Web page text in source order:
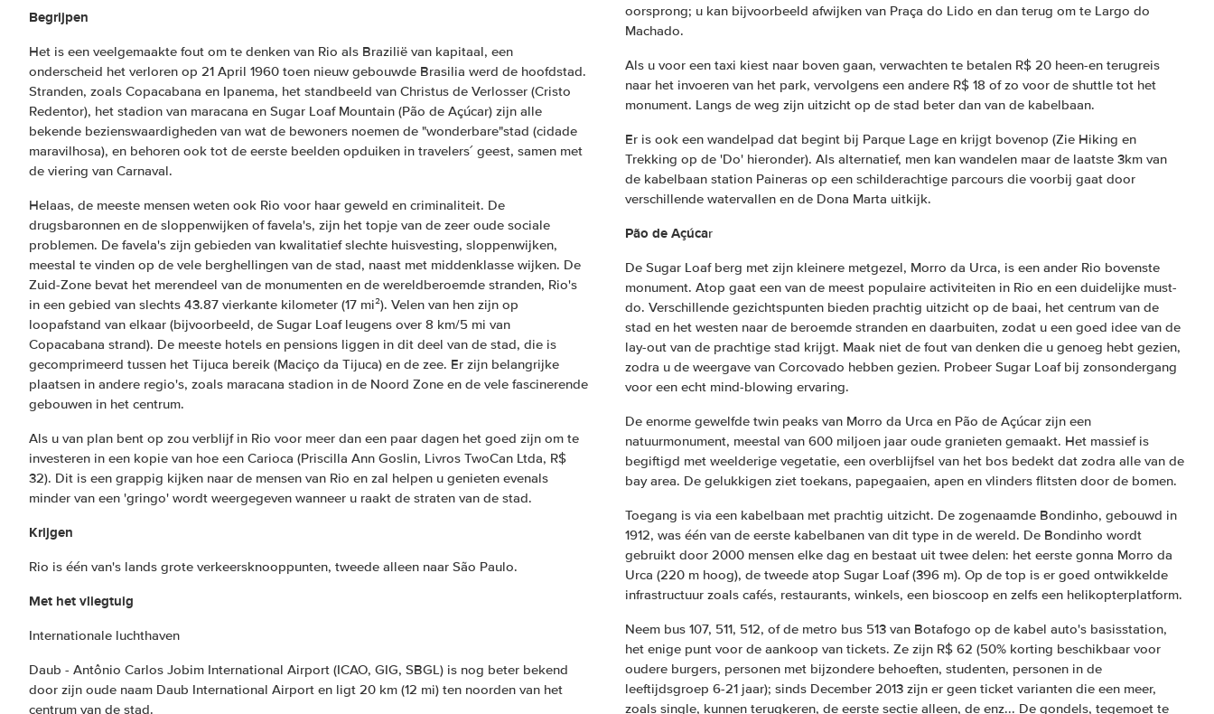
Begrijpen
Het is een veelgemaakte fout om te denken van Rio als Brazilië van kapitaal, een
onderscheid het verloren op 21 April 1960 toen nieuw gebouwde Brasilia werd de hoofdstad.
Stranden, zoals Copacabana en Ipanema, het standbeeld van Christus de Verlosser (Cristo
Redentor), het stadion van maracana en Sugar Loaf Mountain (Pão de Açúcar) zijn alle
bekende bezienswaardigheden van wat de bewoners noemen de "wonderbare"stad (cidade
maravilhosa), en behoren ook tot de eerste beelden opduiken in travelers´ geest, samen met
de viering van Carnaval.
Helaas, de meeste mensen weten ook Rio voor haar geweld en criminaliteit. De
drugsbaronnen en de sloppenwijken of favela's, zijn het topje van de zeer oude sociale
problemen. De favela's zijn gebieden van kwalitatief slechte huisvesting, sloppenwijken,
meestal te vinden op de vele berghellingen van de stad, naast met middenklasse wijken. De
Zuid-Zone bevat het merendeel van de monumenten en de wereldberoemde stranden, Rio's
in een gebied van slechts 43.87 vierkante kilometer (17 mi²). Velen van hen zijn op
loopafstand van elkaar (bijvoorbeeld, de Sugar Loaf leugens over 8 km/5 mi van
Copacabana strand). De meeste hotels en pensions liggen in dit deel van de stad, die is
gecomprimeerd tussen het Tijuca bereik (Maciço da Tijuca) en de zee. Er zijn belangrijke
plaatsen in andere regio's, zoals maracana stadion in de Noord Zone en de vele fascinerende
gebouwen in het centrum.
Als u van plan bent op zou verblijf in Rio voor meer dan een paar dagen het goed zijn om te
investeren in een kopie van hoe een Carioca (Priscilla Ann Goslin, Livros TwoCan Ltda, R$
32). Dit is een grappig kijken naar de mensen van Rio en zal helpen u genieten evenals
minder van een 'gringo' wordt weergegeven wanneer u raakt de straten van de stad.
Krijgen
Rio is één van's lands grote verkeersknooppunten, tweede alleen naar São Paulo.
Met het vliegtuig
Internationale luchthaven
Daub - Antônio Carlos Jobim International Airport (ICAO, GIG, SBGL) is nog beter bekend
door zijn oude naam Daub International Airport en ligt 20 km (12 mi) ten noorden van het
centrum van de stad.
oorsprong; u kan bijvoorbeeld afwijken van Praça do Lido en dan terug om te Largo do
Machado.
Als u voor een taxi kiest naar boven gaan, verwachten te betalen R$ 20 heen-en terugreis
naar het invoeren van het park, vervolgens een andere R$ 18 of zo voor de shuttle tot het
monument. Langs de weg zijn uitzicht op de stad beter dan van de kabelbaan.
Er is ook een wandelpad dat begint bij Parque Lage en krijgt bovenop (Zie Hiking en
Trekking op de 'Do' hieronder). Als alternatief, men kan wandelen maar de laatste 3km van
de kabelbaan station Paineras op een schilderachtige parcours die voorbij gaat door
verschillende watervallen en de Dona Marta uitkijk.
Pão de Açúcar
De Sugar Loaf berg met zijn kleinere metgezel, Morro da Urca, is een ander Rio bovenste
monument. Atop gaat een van de meest populaire activiteiten in Rio en een duidelijke must-
do. Verschillende gezichtspunten bieden prachtig uitzicht op de baai, het centrum van de
stad en het westen naar de beroemde stranden en daarbuiten, zodat u een goed idee van de
lay-out van de prachtige stad krijgt. Maak niet de fout van denken die u genoeg hebt gezien,
zodra u de weergave van Corcovado hebben gezien. Probeer Sugar Loaf bij zonsondergang
voor een echt mind-blowing ervaring.
De enorme gewelfde twin peaks van Morro da Urca en Pão de Açúcar zijn een
natuurmonument, meestal van 600 miljoen jaar oude granieten gemaakt. Het massief is
begiftigd met weelderige vegetatie, een overblijfsel van het bos bedekt dat zodra alle van de
bay area. De gelukkigen ziet toekans, papegaaien, apen en vlinders flitsten door de bomen.
Toegang is via een kabelbaan met prachtig uitzicht. De zogenaamde Bondinho, gebouwd in
1912, was één van de eerste kabelbanen van dit type in de wereld. De Bondinho wordt
gebruikt door 2000 mensen elke dag en bestaat uit twee delen: het eerste gonna Morro da
Urca (220 m hoog), de tweede atop Sugar Loaf (396 m). Op de top is er goed ontwikkelde
infrastructuur zoals cafés, restaurants, winkels, een bioscoop en zelfs een helikopterplatform.
Neem bus 107, 511, 512, of de metro bus 513 van Botafogo op de kabel auto's basisstation,
het enige punt voor de aankoop van tickets. Ze zijn R$ 62 (50% korting beschikbaar voor
oudere burgers, personen met bijzondere behoeften, studenten, personen in de
leeftijdsgroep 6-21 jaar); sinds December 2013 zijn er geen ticket varianten die een meer,
zoals single, kunnen terugkeren, de eerste sectie alleen, de enz... De gondels, tegemoet te